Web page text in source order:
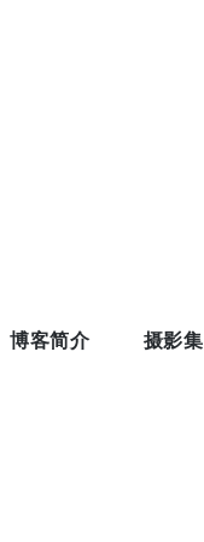
博客简介 摄影集